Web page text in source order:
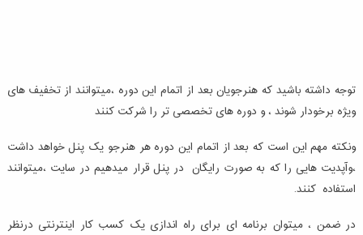
توجه داشته باشید که هنرجویان بعد از اتمام این دوره ،میتوانند از تخفیف های
ویژه برخودار شوند ، و دوره های تخصصی تر را شرکت کنند
ونکته مهم این است که بعد از اتمام این دوره هر هنرجو یک پنل خواهد داشت
،وآپدیت هایی را که به صورت رایگان در پنل قرار میدهیم در سایت ،میتوانند
استفاده کنند.
در ضمن ، میتوان برنامه ای برای راه اندازی یک کسب کار اینترنتی درنظر